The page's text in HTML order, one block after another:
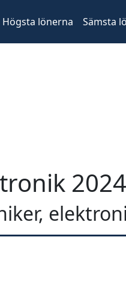
Högsta lönerna Sämsta
2024